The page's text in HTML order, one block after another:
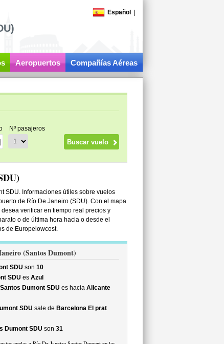
Español
Aeropuertos Compañías Aéreas
Nº pasajeros
SDU. Informaciones útiles sobre vuelos
de Río De Janeiro (SDU). Con el mapa
verificar en tiempo real precios y
o de última hora hacia o desde el
de Europelowcost.
(Santos Dumont)
SDU son 10
SDU es Azul
Dumont SDU es hacia Alicante
SDU sale de Barcelona El prat
Dumont SDU son 31